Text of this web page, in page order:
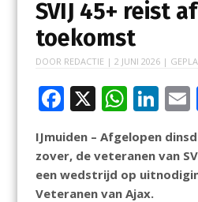
SVIJ 45+ reist
toekomst
DOOR REDACTIE | 2 JUNI 2026|
F
ac
e
b
X W
h
at
s
Li
n
k
e
m
l
IJmuiden – Afgelopen
zover, de veteranen van
een wedstrijd op
Veteranen van Ajax.